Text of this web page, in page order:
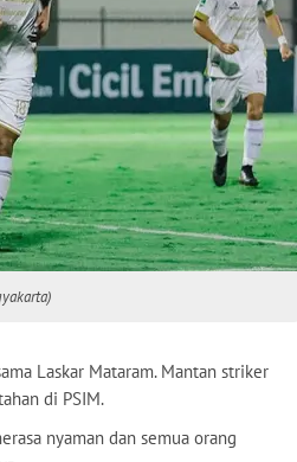
Laskar Mataram. Mantan striker
di PSIM.
nyaman dan semua orang